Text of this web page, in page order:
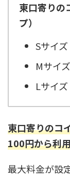
東口寄りの
プ）
Sサイ
Mサイ
Lサイ
東口寄りのコ
100円から利
最大料金が設